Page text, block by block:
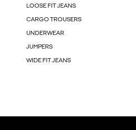
LOOSE FIT JEANS
CARGO TROUSERS
UNDERWEAR
JUMPERS
WIDE FIT JEANS